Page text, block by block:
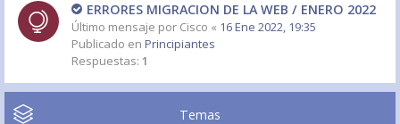
ERRORES MIGRACION DE LA WEB / ENERO 2022
Último mensaje por Cisco « 16 Ene 2022, 19:35
Publicado en Principiantes
Respuestas: 1
Temas